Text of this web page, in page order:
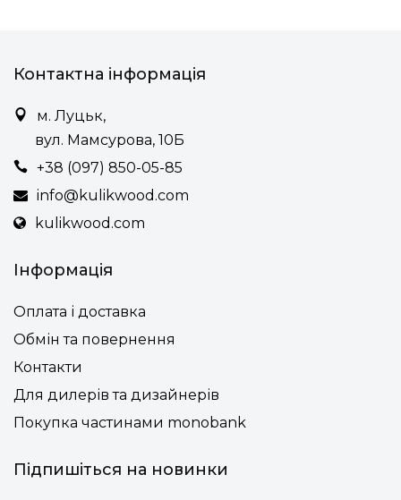
Контактна інформація
м. Луцьк,
вул. Мамсурова, 10Б
+38 (097) 850-05-85
info@kulikwood.com
kulikwood.com
Інформація
Оплата і доставка
Обмін та повернення
Контакти
Для дилерів та дизайнерів
Покупка частинами monobank
Підпишіться на новинки